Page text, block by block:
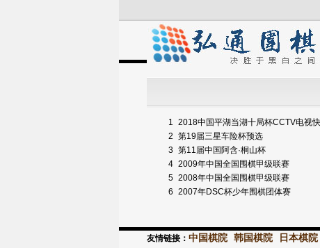
1 2018中国平湖当湖十局杯CCTV电视
2 第19届三星车险杯预选
3 第11届中国阿含·桐山杯
4 2009年中国全国围棋甲级联赛
5 2008年中国全国围棋甲级联赛
6 2007年DSC杯少年围棋团体赛
友情链接： 中国棋院 韩国棋院 日本棋院